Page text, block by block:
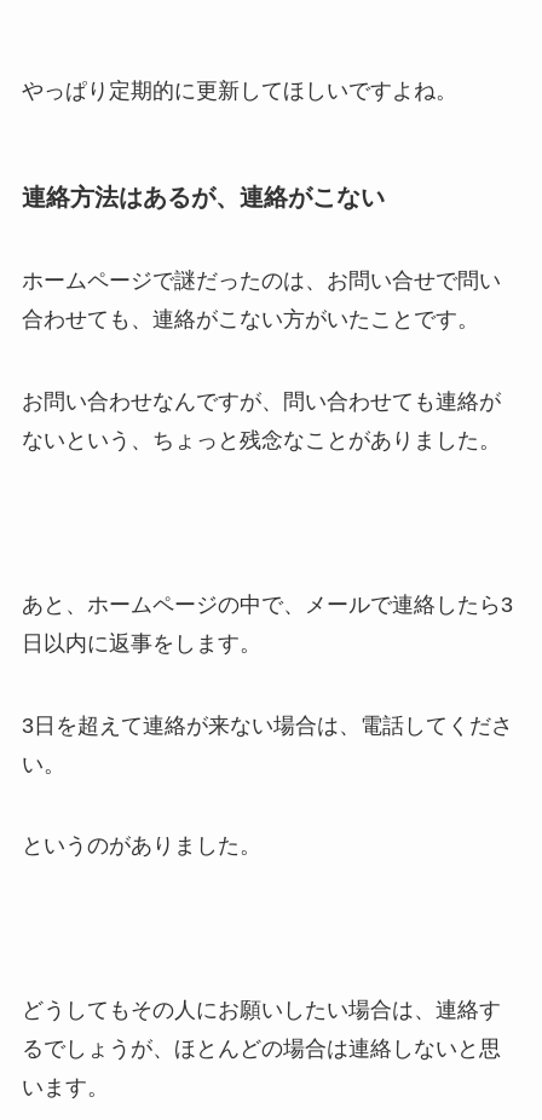
やっぱり定期的に更新してほしいですよね。
連絡方法はあるが、連絡がこない
ホームページで謎だったのは、お問い合せで問い
合わせても、連絡がこない方がいたことです。
お問い合わせなんですが、問い合わせても連絡が
ないという、ちょっと残念なことがありました。
あと、ホームページの中で、メールで連絡したら3
日以内に返事をします。
3日を超えて連絡が来ない場合は、電話してくださ
い。
というのがありました。
どうしてもその人にお願いしたい場合は、連絡す
るでしょうが、ほとんどの場合は連絡しないと思
います。